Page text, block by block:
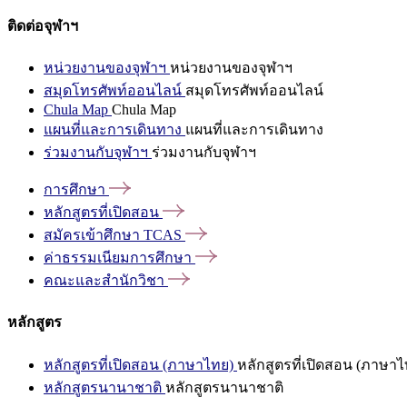
ติดต่อจุฬาฯ
หน่วยงานของจุฬาฯ หน่วยงานของจุฬาฯ
สมุดโทรศัพท์ออนไลน์ สมุดโทรศัพท์ออนไลน์
Chula Map Chula Map
แผนที่และการเดินทาง แผนที่และการเดินทาง
ร่วมงานกับจุฬาฯ ร่วมงานกับจุฬาฯ
การศึกษา
หลักสูตรที่เปิดสอน
สมัครเข้าศึกษา TCAS
ค่าธรรมเนียมการศึกษา
คณะและสำนักวิชา
หลักสูตร
หลักสูตรที่เปิดสอน (ภาษาไทย) หลักสูตรที่เปิดสอน (ภาษาไ
หลักสูตรนานาชาติ หลักสูตรนานาชาติ